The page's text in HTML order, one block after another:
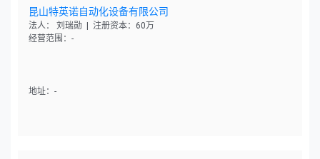
昆山特英诺自动化设备有限公司
法人： 刘瑞勋 | 注册资本：60万
经营范围：-
地址：-